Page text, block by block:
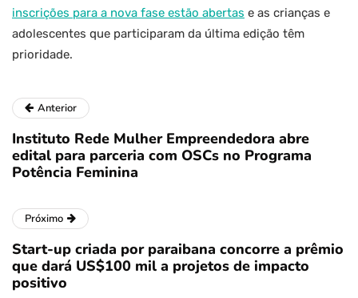
inscrições para a nova fase estão abertas e as crianças e
adolescentes que participaram da última edição têm
prioridade.
Anterior
Instituto Rede Mulher Empreendedora abre
edital para parceria com OSCs no Programa
Potência Feminina
Próximo
Start-up criada por paraibana concorre a prêmio
que dará US$100 mil a projetos de impacto
positivo